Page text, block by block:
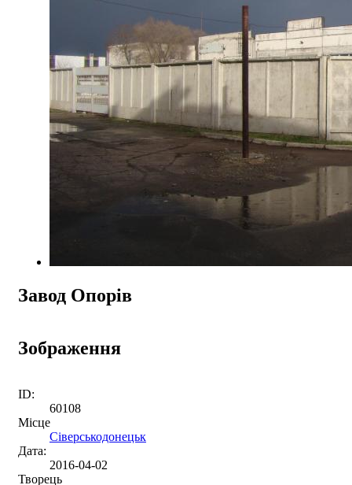
Завод Опорів
Зображення
ID:
60108
Місце
Сіверськодонецьк
Дата:
2016-04-02
Творець